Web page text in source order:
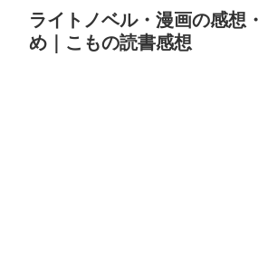
ライトノベル・漫画の感想
め｜こもの読書感想